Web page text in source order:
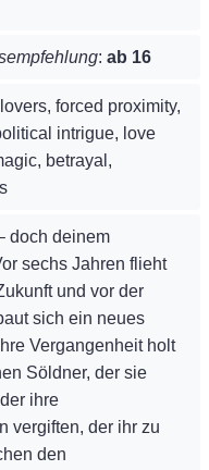
: ab 16
forced proximity,
intrigue, love
betrayal,
doch deinem
sechs Jahren flieht
und vor der
sich ein neues
Vergangenheit holt
Söldner, der sie
ihre
vergiften, der ihr zu
den